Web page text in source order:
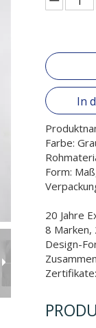
In
Farbe:
Form:
20 Jahre
8
Design-